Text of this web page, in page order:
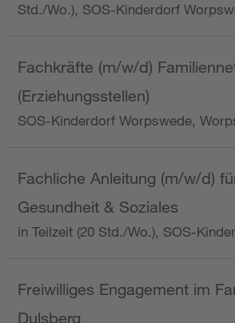
Std./Wo.), SOS-Kinderdorf
Fachkräfte (m/w/d)
(Erziehungsstellen)
SOS-Kinderdorf Worpswede,
Fachliche Anleitung (m/w/d)
Gesundheit & Soziales
in Teilzeit (20 Std./Wo.), SOS-
Freiwilliges Engagement im
Dulsberg